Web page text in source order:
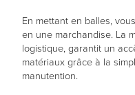
En mettant en balles,
en une marchandise. La
logistique, garantit un
matériaux grâce à la
manutention.